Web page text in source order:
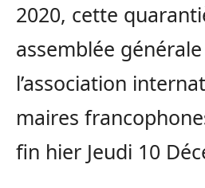
2020, cette
assemblée
l’association
maires
fin hier Jeudi 10